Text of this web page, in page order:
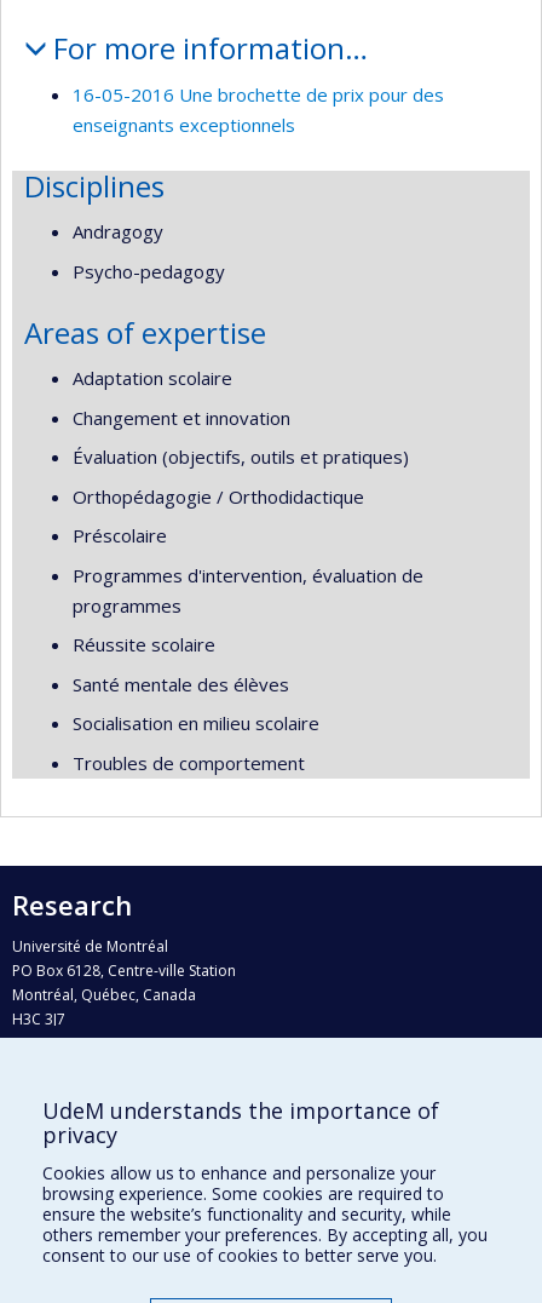
For more information…
16-05-2016 Une brochette de prix pour des
enseignants exceptionnels
Disciplines
Andragogy
Psycho-pedagogy
Areas of expertise
Adaptation scolaire
Changement et innovation
Évaluation (objectifs, outils et pratiques)
Orthopédagogie / Orthodidactique
Préscolaire
Programmes d'intervention, évaluation de
programmes
Réussite scolaire
Santé mentale des élèves
Socialisation en milieu scolaire
Troubles de comportement
Research
Université de Montréal
PO Box 6128, Centre-ville Station
Montréal, Québec, Canada
H3C 3J7
Who does what?
Find us
Site map
Accessibility
UdeM understands the importance of
privacy
Cookies allow us to enhance and personalize your
browsing experience. Some cookies are required to
ensure the website’s functionality and security, while
others remember your preferences. By accepting all, you
consent to our use of cookies to better serve you.